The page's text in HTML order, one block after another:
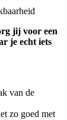
jij voor een
je echt iets
van de
zo goed met